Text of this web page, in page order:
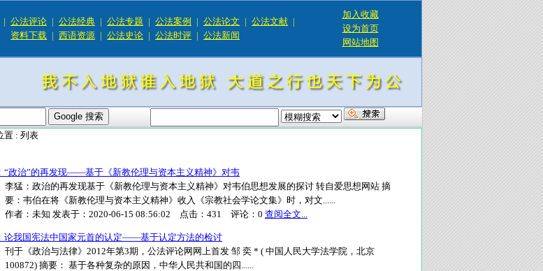
| 公法评论 | 公法经典 | 公法专题 | 公法案例 | 公法论文 | 公法文献 |
资料下载 | 西语资源 | 公法史论 | 公法时评 | 公法新闻
加入收藏
设为首页
网站地图
置 : 列表
“政治”的再发现——基于《新教伦理与资本主义精神》对韦
李猛：政治的再发现基于《新教伦理与资本主义精神》对韦伯思想发展的探讨 转自爱思想网站 摘
要：韦伯在将《新教伦理与资本主义精神》收入《宗教社会学论文集》时，对文......
作者： 未知 发表于： 2020-06-15 08:56:02 点击： 431 评论： 0 查阅全文...
论我国宪法中国家元首的认定——基于认定方法的检讨
刊于《政治与法律》2012年第3期，公法评论网网上首发 邹 奕 * ( 中国人民大学法学院，北京
100872) 摘要： 基于各种复杂的原因，中华人民共和国的四......